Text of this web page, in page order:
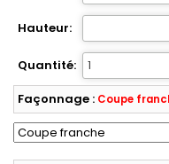
Hauteur:
Quantité:
Façonnage : Coupe